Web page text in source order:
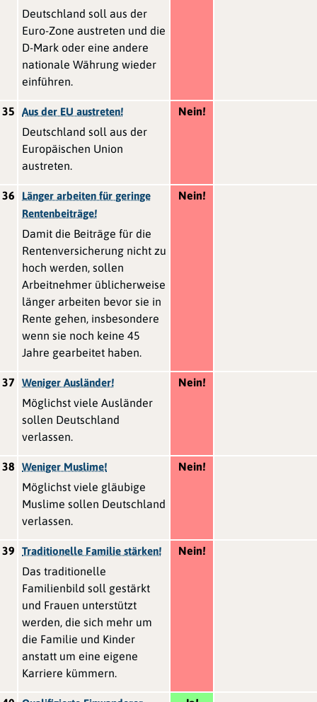
Deutschland soll aus der
Euro-Zone austreten und die
D-Mark oder eine andere
nationale Währung wieder
einführen.
35 Aus der EU austreten!
Deutschland soll aus der
Europäischen Union
austreten.
Nein!
36
Länger arbeiten für geringe
Rentenbeiträge!
Damit die Beiträge für die
Rentenversicherung nicht zu
hoch werden, sollen
Arbeitnehmer üblicherweise
länger arbeiten bevor sie in
Rente gehen, insbesondere
wenn sie noch keine 45
Jahre gearbeitet haben.
Nein!
37 Weniger Ausländer!
Möglichst viele Ausländer
sollen Deutschland
verlassen.
Nein!
38 Weniger Muslime!
Möglichst viele gläubige
Muslime sollen Deutschland
verlassen.
Nein!
39 Traditionelle Familie stärken!
Das traditionelle
Familienbild soll gestärkt
und Frauen unterstützt
werden, die sich mehr um
die Familie und Kinder
anstatt um eine eigene
Karriere kümmern.
Nein!